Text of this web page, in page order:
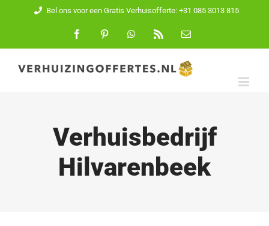
inhoud
Bel ons voor een Gratis Verhuisofferte: +31 085 3013 815
FacebookPinterest WhatsApp
E-
Verhuisbedrijf
Hilvarenbeek